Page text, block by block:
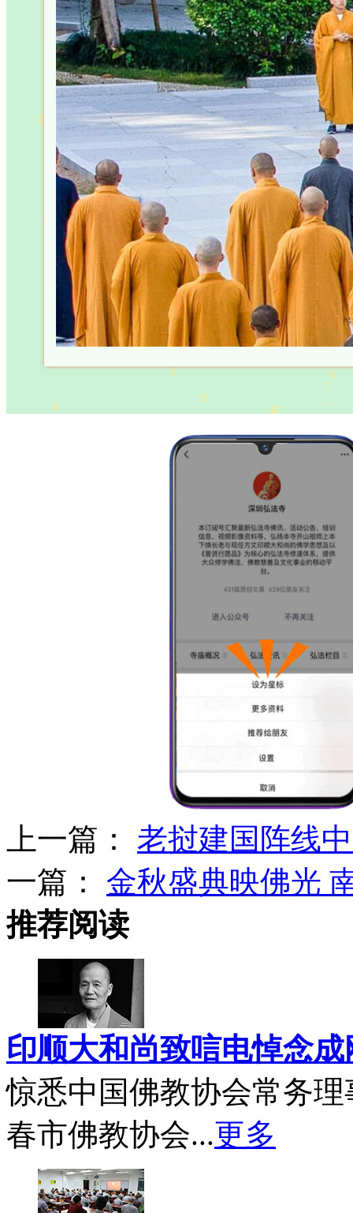
上一篇： 老挝建国阵线
一篇： 金秋盛典映佛光
推荐阅读
印顺大和尚致唁电悼念成
惊悉中国佛教协会常务
春市佛教协会...更多